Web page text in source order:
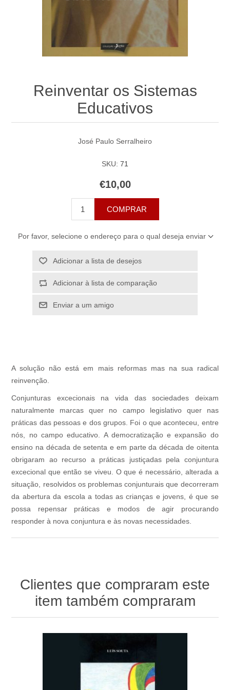
Reinventar os Sistemas
Educativos
José Paulo Serralheiro
SKU: 71
€10,00
COMPRAR
Por favor, selecione o endereço para o qual deseja enviar
Adicionar a lista de desejos
Adicionar à lista de comparação
Enviar a um amigo
A solução não está em mais reformas mas na sua radical
reinvenção.
Conjunturas excecionais na vida das sociedades deixam
naturalmente marcas quer no campo legislativo quer nas
práticas das pessoas e dos grupos. Foi o que aconteceu, entre
nós, no campo educativo. A democratização e expansão do
ensino na década de setenta e em parte da década de oitenta
obrigaram ao recurso a práticas justiçadas pela conjuntura
excecional que então se viveu. O que é necessário, alterada a
situação, resolvidos os problemas conjunturais que decorreram
da abertura da escola a todas as crianças e jovens, é que se
possa repensar práticas e modos de agir procurando
responder à nova conjuntura e às novas necessidades.
Clientes que compraram este
item também compraram